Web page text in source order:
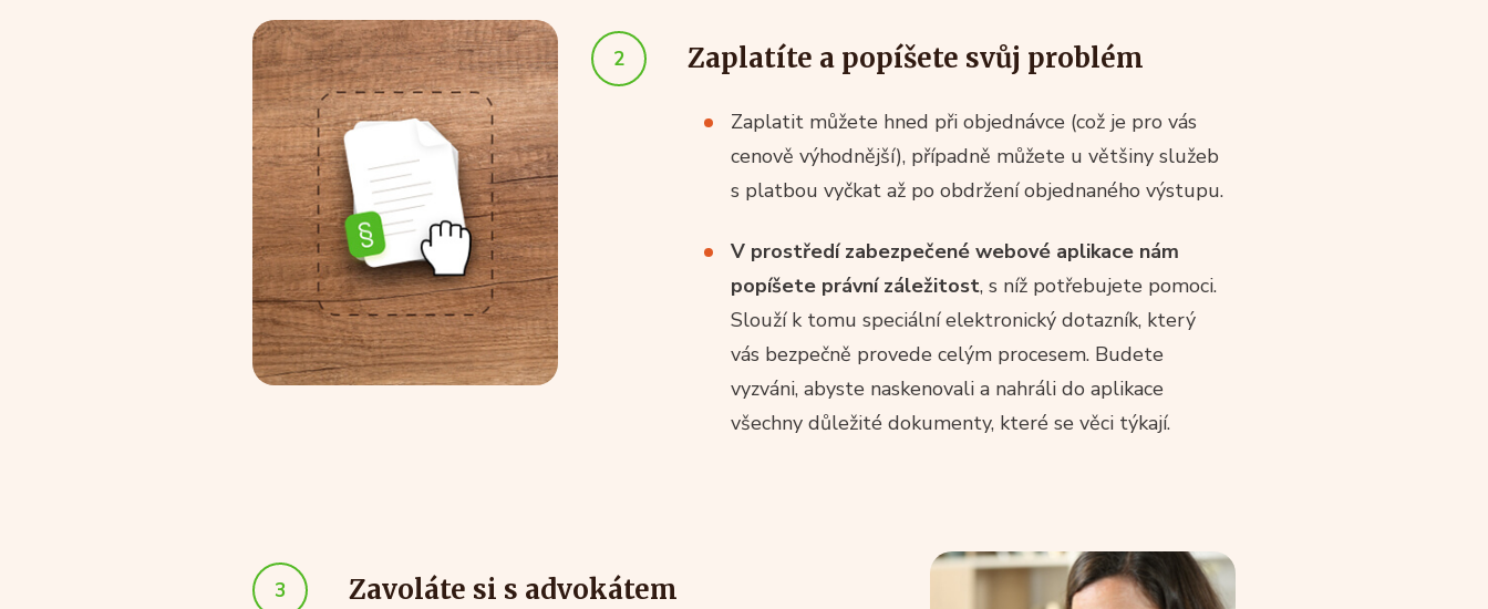
2 Zaplatíte a popíšete svůj problém
Zaplatit můžete hned při objednávce (což je pro vás
cenově výhodnější), případně můžete u většiny služeb
s platbou vyčkat až po obdržení objednaného výstupu.
V prostředí zabezpečené webové aplikace nám
popíšete právní záležitost, s níž potřebujete pomoci.
Slouží k tomu speciální elektronický dotazník, který
vás bezpečně provede celým procesem. Budete
vyzváni, abyste naskenovali a nahráli do aplikace
všechny důležité dokumenty, které se věci týkají.
3 Zavoláte si s advokátem